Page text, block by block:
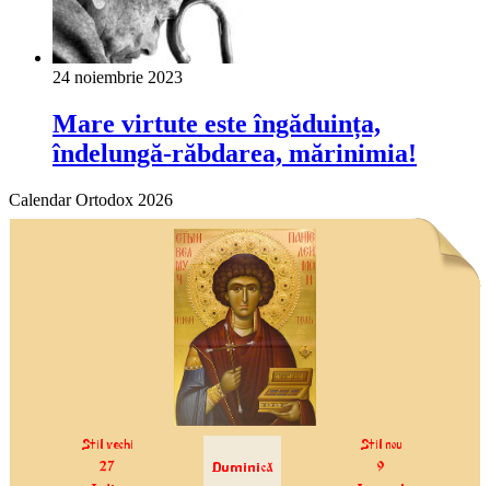
24 noiembrie 2023
Mare virtute este îngăduința,
îndelungă-răbdarea, mărinimia!
Calendar Ortodox 2026